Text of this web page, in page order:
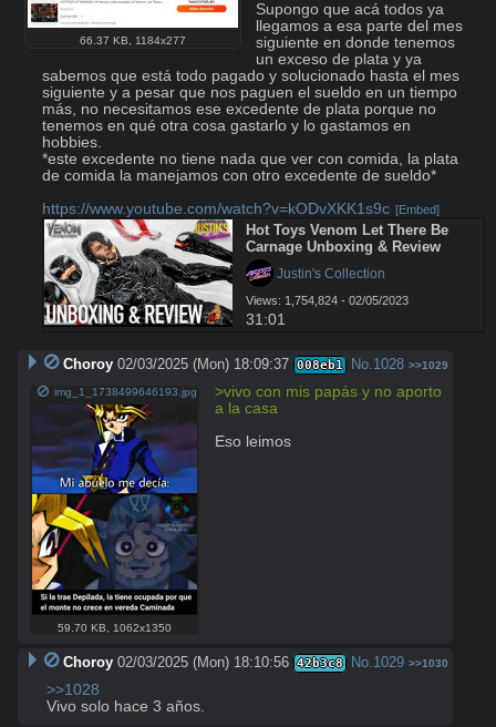
66.37 KB 1184x277
Supongo que acá todos ya
llegamos a esa parte del mes
siguiente en donde tenemos
un exceso de plata y ya
sabemos que está todo pagado y solucionado hasta el mes
siguiente y a pesar que nos paguen el sueldo en un tiempo
más, no necesitamos ese excedente de plata porque no
tenemos en qué otra cosa gastarlo y lo gastamos en
hobbies.
*este excedente no tiene nada que ver con comida, la plata
de comida la manejamos con otro excedente de sueldo*
https://www.youtube.com/watch?v=kODvXKK1s9c [Embed]
Hot Toys Venom Let There Be
Carnage Unboxing & Review
Justin's Collection
Views: 1,754,824 - 02/05/2023
31:01
Choroy 02/03/2025 (Mon) 18:09:37 008eb1 No.1028 >>1029
img_1_1738499646193.jpg
59.70 KB 1062x1350
>vivo con mis papás y no aporto
a la casa
Eso leimos
Choroy 02/03/2025 (Mon) 18:10:56 42b3c8 No.1029 >>1030
>>1028
Vivo solo hace 3 años.